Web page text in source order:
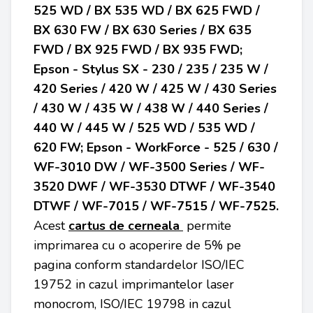
525 WD / BX 535 WD / BX 625 FWD /
BX 630 FW / BX 630 Series / BX 635
FWD / BX 925 FWD / BX 935 FWD;
Epson - Stylus SX - 230 / 235 / 235 W /
420 Series / 420 W / 425 W / 430 Series
/ 430 W / 435 W / 438 W / 440 Series /
440 W / 445 W / 525 WD / 535 WD /
620 FW; Epson - WorkForce - 525 / 630 /
WF-3010 DW / WF-3500 Series / WF-
3520 DWF / WF-3530 DTWF / WF-3540
DTWF / WF-7015 / WF-7515 / WF-7525.
Acest cartus de cerneala permite
imprimarea cu o acoperire de 5% pe
pagina conform standardelor ISO/IEC
19752 in cazul imprimantelor laser
monocrom, ISO/IEC 19798 in cazul